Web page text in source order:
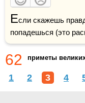
Если скажешь
попадешься (это
62 приметы
1 2 3 4